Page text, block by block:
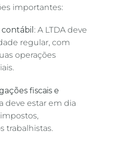
importantes:
: A LTDA deve
regular, com
operações
fiscais e
deve estar em dia
trabalhistas.